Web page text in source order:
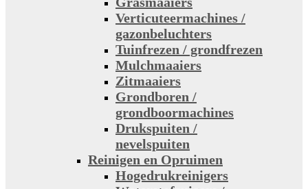
Verticuteermachines /
gazonbeluchters
Tuinfrezen / grondfrezen
Mulchmaaiers
Zitmaaiers
Grondboren /
grondboormachines
Drukspuiten /
nevelspuiten
Reinigen en Opruimen
Hogedrukreinigers